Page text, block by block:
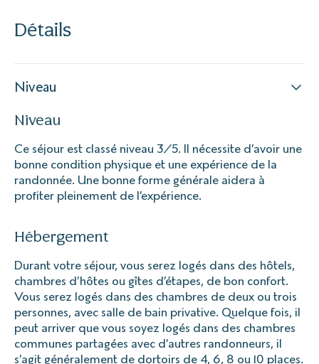
Détails
Niveau
Niveau
Ce séjour est classé niveau 3/5. Il nécessite d’avoir une
bonne condition physique et une expérience de la
randonnée. Une bonne forme générale aidera à
profiter pleinement de l’expérience.
Hébergement
Durant votre séjour, vous serez logés dans des hôtels,
chambres d’hôtes ou gîtes d’étapes, de bon confort.
Vous serez logés dans des chambres de deux ou trois
personnes, avec salle de bain privative. Quelque fois, il
peut arriver que vous soyez logés dans des chambres
communes partagées avec d’autres randonneurs, il
s’agit généralement de dortoirs de 4, 6, 8 ou 10 places.